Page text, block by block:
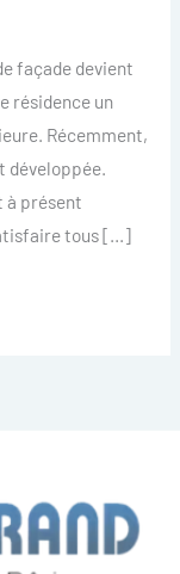
façade devient
résidence un
Récemment,
développée.
à présent
tous […]